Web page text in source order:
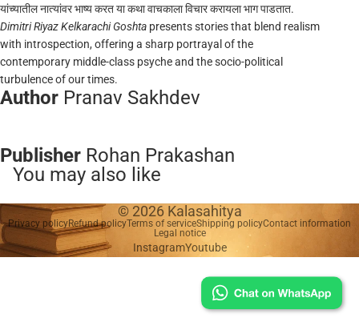
यांच्यातील नात्यांवर भाष्य करत या कथा वाचकाला विचार करायला भाग पाडतात.
Dimitri Riyaz Kelkarachi Goshta presents stories that blend realism
with introspection, offering a sharp portrayal of the
contemporary middle-class psyche and the socio-political
turbulence of our times.
Author Pranav Sakhdev
Publisher Rohan Prakashan
You may also like
© 2026 Kalasahitya
Privacy policyRefund policyTerms of serviceShipping policyContact information
Legal notice
InstagramYoutube